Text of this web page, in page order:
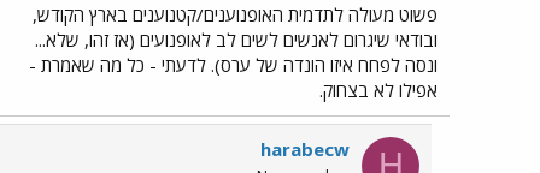
פשוט מעולה לתדמית האופנוענים/קטנוענים בארץ הקודש,
ובודאי שיגרום לאנשים לשים לב לאופנועים (אז זהו, שלא...
ונסה לפחח איזו הונדה של ערס). לדעתי - כל מה שאמרת -
אפילו לא בצחוק.
H
harabecw